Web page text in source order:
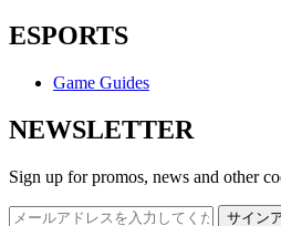
ESPORTS
Game Guides
NEWSLETTER
Sign up for promos, news and other